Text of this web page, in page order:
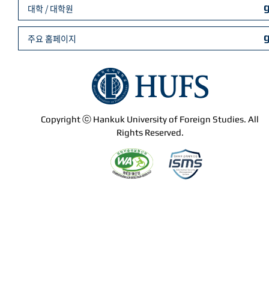
Copyright ⓒ Hankuk University of Foreign Studies. All
Rights Reserved.
대학 / 대학원
주요 홈페이지